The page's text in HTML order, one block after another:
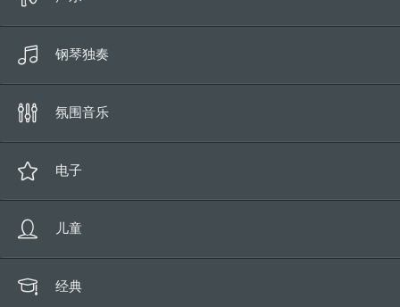
史诗/冒险
喜剧
科幻片
恐怖/悬疑
钢琴独奏
氛围音乐
电子
儿童
经典